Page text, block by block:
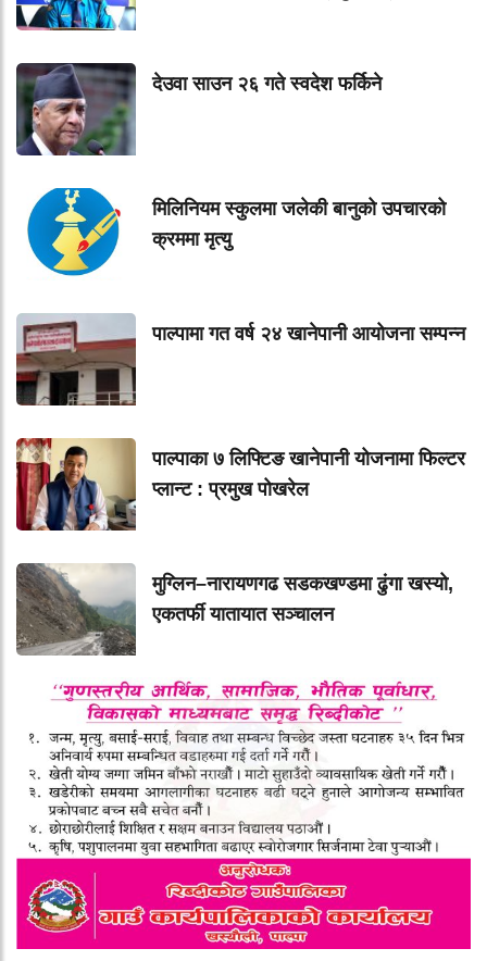
देउवा साउन २६ गते स्वदेश फर्किने
मिलिनियम स्कुलमा जलेकी बानुको उपचारको
क्रममा मृत्यु
पाल्पामा गत वर्ष २४ खानेपानी आयोजना सम्पन्न
पाल्पाका ७ लिफ्टिङ खानेपानी योजनामा फिल्टर
प्लान्ट : प्रमुख पोखरेल
मुग्लिन–नारायणगढ सडकखण्डमा ढुंगा खस्यो,
एकतर्फी यातायात सञ्चालन